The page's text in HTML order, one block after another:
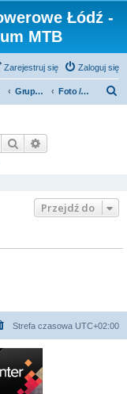
Łódź -
MTB
Zaloguj się
Zarejestruj się
Grupa Cyklomaniacy Foto / Video
Szukaj
Przejdź do
Strefa czasowa UTC+02:00